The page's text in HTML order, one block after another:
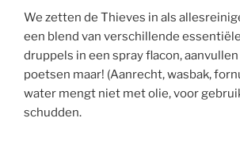
We zetten de Thieves in als
een blend van verschillende
druppels in een spray flacon,
poetsen maar! (Aanrecht, wasbak,
water mengt niet met olie, voor
schudden.